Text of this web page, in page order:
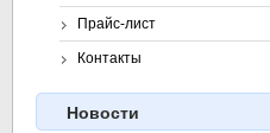
Прайс-лист
Контакты
Новости